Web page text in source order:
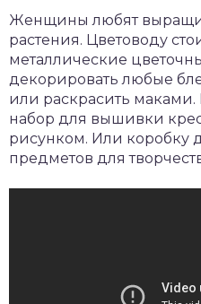
Женщины любят
растения. Цветоводу
металлические
декорировать любые
или раскрасить
набор для вышивки
рисунком. Или коробку
предметов для